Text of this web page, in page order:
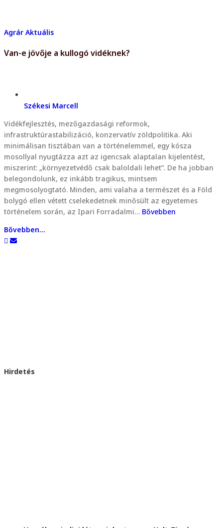
Agrár Aktuális
Van-e jövője a kullogó vidéknek?
Székesi Marcell
Vidékfejlesztés, mezőgazdasági reformok,
infrastruktúrastabilizáció, konzervatív zöldpolitika. Aki
minimálisan tisztában van a történelemmel, egy kósza
mosollyal nyugtázza azt az igencsak alaptalan kijelentést,
miszerint: „környezetvédő csak baloldali lehet”. De ha jobban
belegondolunk, ez inkább tragikus, mintsem
megmosolyogtató. Minden, ami valaha a természet és a Föld
bolygó ellen vétett cselekedetnek minősült az egyetemes
történelem során, az Ipari Forradalmi… Bővebben
Bővebben...
Hirdetés